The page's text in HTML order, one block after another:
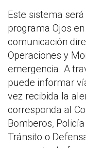
Este sistema
programa Ojos
comunicación
Operaciones y
emergencia. A
puede informar
vez recibida la
corresponda al
Bomberos,
Tránsito o